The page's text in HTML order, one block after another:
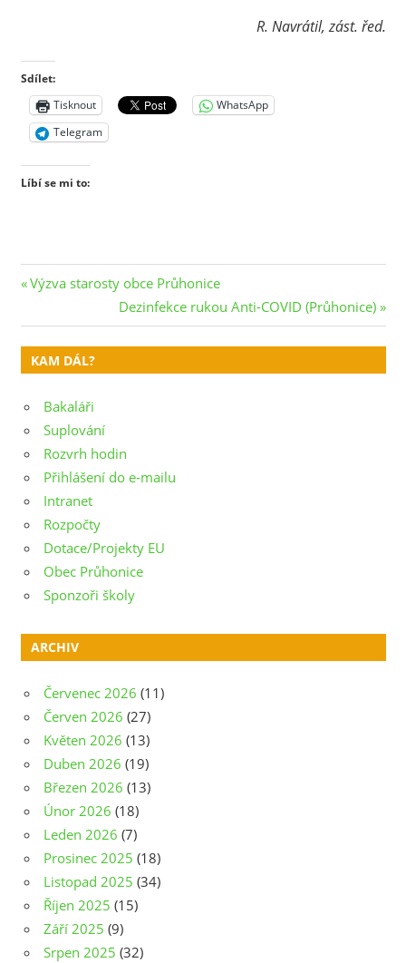
R. Navrátil, zást. řed.
Sdílet:
Tisknout
WhatsApp
Telegram
Líbí se mi to:
Navigace
pro
příspěvek
Previous
Výzva starosty obce Průhonice
Next
Post:
Dezinfekce rukou Anti-COVID (Průhonice)
KAM DÁL?
Bakaláři
Suplování
Rozvrh hodin
Přihlášení do e-mailu
Intranet
Rozpočty
Dotace/Projekty EU
Obec Průhonice
Sponzoři školy
ARCHIV
Červenec 2026 (11)
Červen 2026 (27)
Květen 2026 (13)
Duben 2026 (19)
Březen 2026 (13)
Únor 2026 (18)
Leden 2026 (7)
Prosinec 2025 (18)
Listopad 2025 (34)
Říjen 2025 (15)
Září 2025 (9)
Srpen 2025 (32)